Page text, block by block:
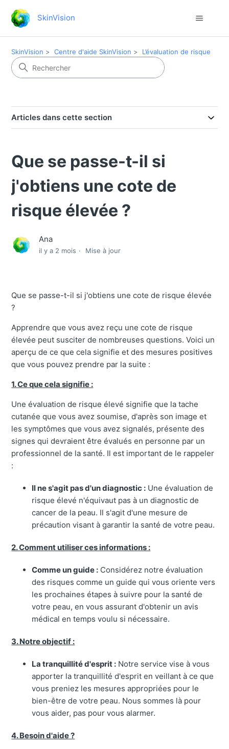
SkinVision
SkinVision Centre d'aide SkinVision L’évaluation de risque
Articles dans cette section
Que se passe-t-il si
j'obtiens une cote de
risque élevée ?
Ana
il y a 2 mois Mise à jour
Que se passe-t-il si j'obtiens une cote de risque élevée
?
Apprendre que vous avez reçu une cote de risque
élevée peut susciter de nombreuses questions. Voici un
aperçu de ce que cela signifie et des mesures positives
que vous pouvez prendre par la suite :
1. Ce que cela signifie :
Une évaluation de risque élevé signifie que la tache
cutanée que vous avez soumise, d'après son image et
les symptômes que vous avez signalés, présente des
signes qui devraient être évalués en personne par un
professionnel de la santé. Il est important de le rappeler
:
Il ne s'agit pas d'un diagnostic : Une évaluation de
risque élevé n'équivaut pas à un diagnostic de
cancer de la peau. Il s'agit d'une mesure de
précaution visant à garantir la santé de votre peau.
2. Comment utiliser ces informations :
Comme un guide : Considérez notre évaluation
des risques comme un guide qui vous oriente vers
les prochaines étapes à suivre pour la santé de
votre peau, en vous assurant d'obtenir un avis
médical en temps voulu si nécessaire.
3. Notre objectif :
La tranquillité d'esprit : Notre service vise à vous
apporter la tranquillité d'esprit en veillant à ce que
vous preniez les mesures appropriées pour le
bien-être de votre peau. Nous sommes là pour
vous aider, pas pour vous alarmer.
4. Besoin d'aide ?